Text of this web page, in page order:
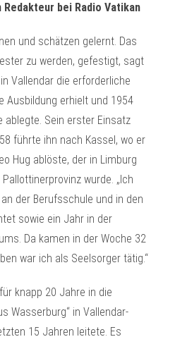
bei Radio Vatikan
und schätzen gelernt. Das
zu werden, gefestigt, sagt
Vallendar die erforderliche
Ausbildung erhielt und 1954
ablegte. Sein erster Einsatz
führte ihn nach Kassel, wo er
Hug ablöste, der in Limburg
wurde. „Ich
der Berufsschule und in den
sowie ein Jahr in der
Da kamen in der Woche 32
war ich als Seelsorger tätig.“
knapp 20 Jahre in die
Wasserburg“ in Vallendar-
15 Jahren leitete. Es